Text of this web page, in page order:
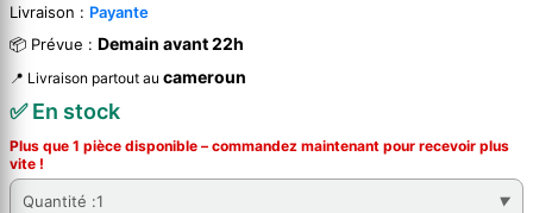
Livraison : Payante
📦 Prévue : Demain avant 22h
📍 Livraison partout au cameroun
✅ En stock
Plus que 1 pièce disponible – commandez maintenant pour recevoir plus
vite !
Quantité :1